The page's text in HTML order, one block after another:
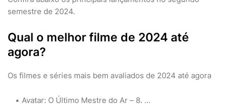
semestre de 2024.
Qual o melhor filme de 2024 até
agora?
Os filmes e séries mais bem avaliados de 2024 até agora
Avatar: O Último Mestre do Ar – 8. …